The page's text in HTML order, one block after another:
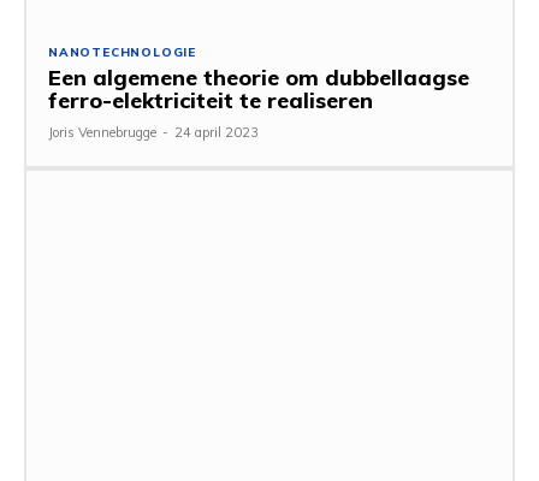
NANOTECHNOLOGIE
Een algemene theorie om dubbellaagse
ferro-elektriciteit te realiseren
Joris Vennebrugge - 24 april 2023